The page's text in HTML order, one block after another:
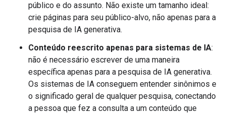
público e do assunto. Não existe um tamanho ideal:
crie páginas para seu público-alvo, não apenas para a
pesquisa de IA generativa.
Conteúdo reescrito apenas para sistemas de IA:
não é necessário escrever de uma maneira
específica apenas para a pesquisa de IA generativa.
Os sistemas de IA conseguem entender sinônimos e
o significado geral de qualquer pesquisa, conectando
a pessoa que fez a consulta a um conteúdo que